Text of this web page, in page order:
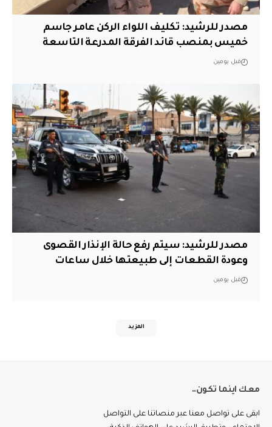
مصدر للرشيد: تكليف اللواء الركن عامر جاسم
خميس بمنصب قائد الفرقة المدرعة التاسعة
قبل يومين
مصدر للرشيد: سيتم رفع حالة الإنذار القصوى
وعودة القطعات إلى طبيعتها خلال ساعات
قبل يومين
المزيد
معك اينما تكون..
ابقى على تواصل معنا عبر منصاتنا على التواصل